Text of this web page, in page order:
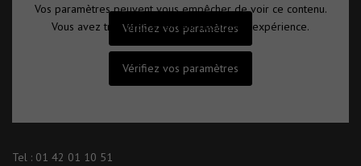
Vérifiez vos paramètres
Vos paramètres peuvent vous empêcher de voir ce contenu.
Vous avez très probablement désactivé l'expérience.
Vérifiez vos paramètres
Tel : 01 42 01 10 51